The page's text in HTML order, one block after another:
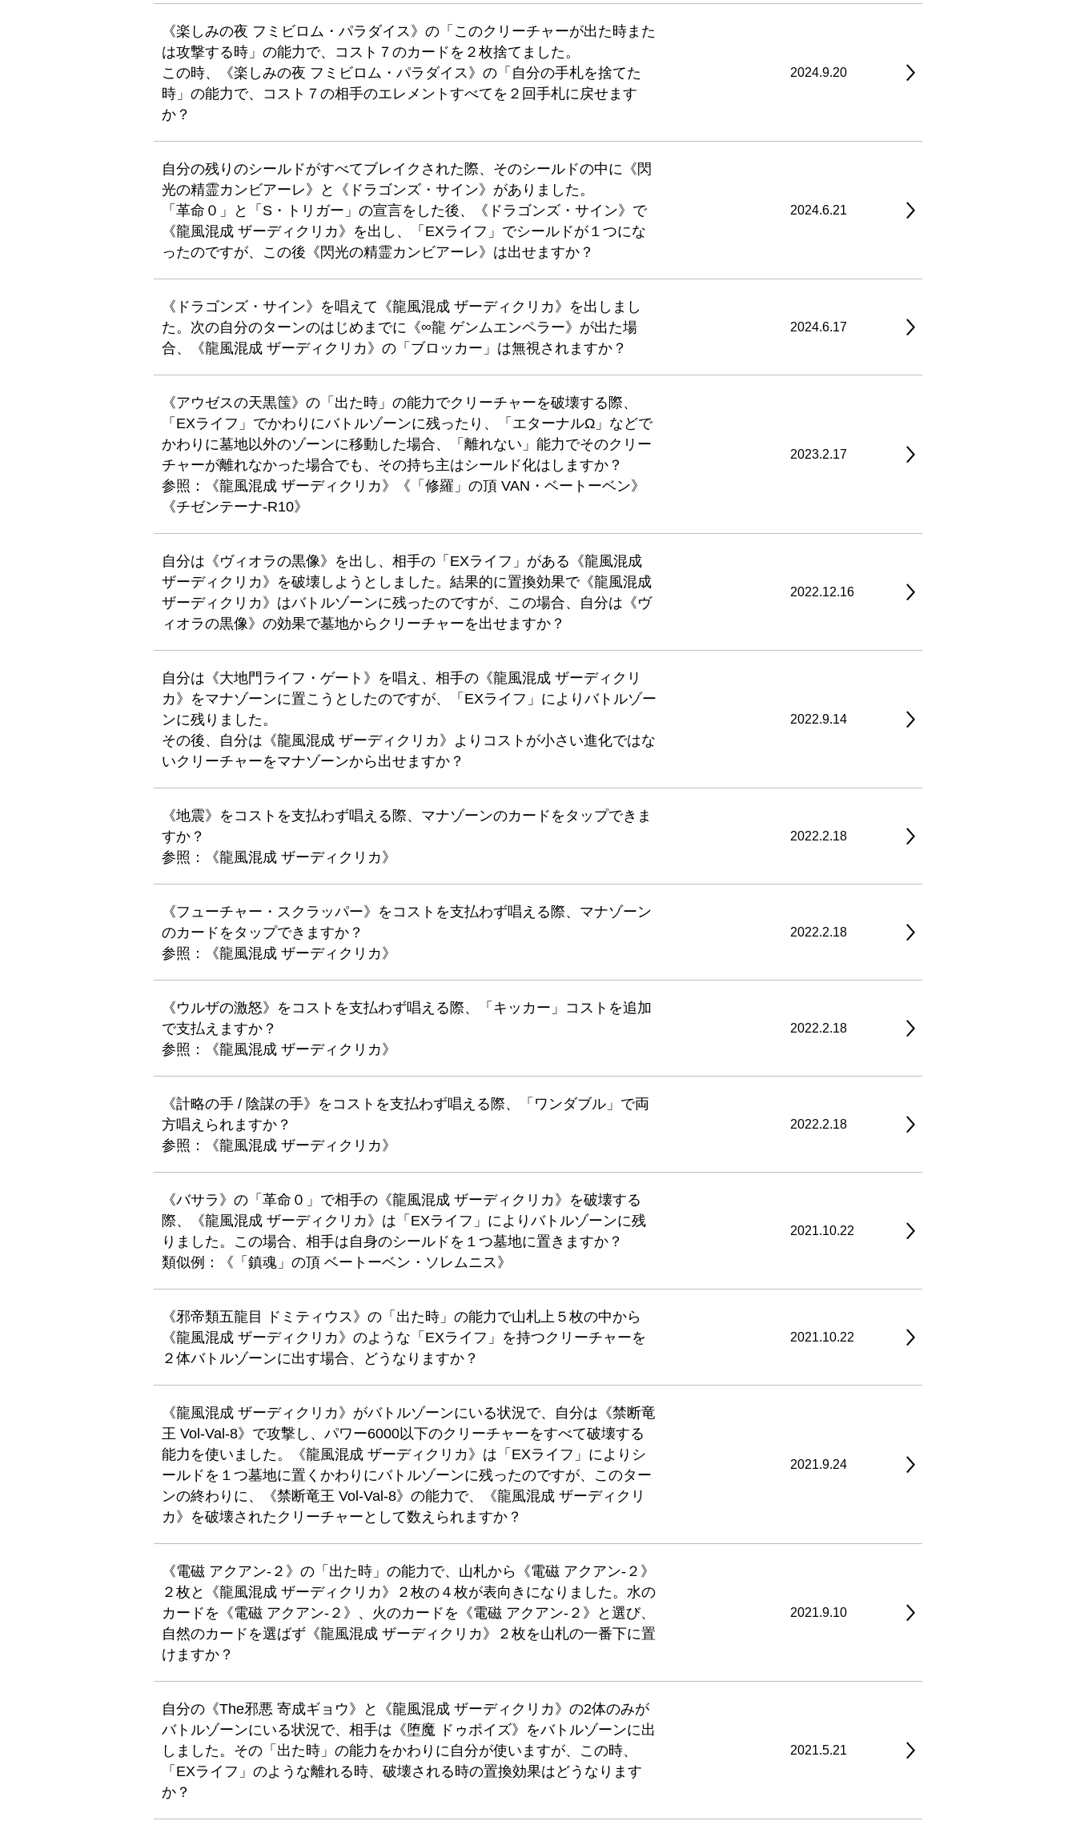
《楽しみの夜 フミビロム・パラダイス》の「このクリーチャーが出た時また
は攻撃する時」の能力で、コスト７のカードを２枚捨てました。
この時、《楽しみの夜 フミビロム・パラダイス》の「自分の手札を捨てた
時」の能力で、コスト７の相手のエレメントすべてを２回手札に戻せます
か？
2024.9.20
自分の残りのシールドがすべてブレイクされた際、そのシールドの中に《閃
光の精霊カンビアーレ》と《ドラゴンズ・サイン》がありました。
「革命０」と「S・トリガー」の宣言をした後、《ドラゴンズ・サイン》で
《龍風混成 ザーディクリカ》を出し、「EXライフ」でシールドが１つにな
ったのですが、この後《閃光の精霊カンビアーレ》は出せますか？
2024.6.21
《ドラゴンズ・サイン》を唱えて《龍風混成 ザーディクリカ》を出しまし
た。次の自分のターンのはじめまでに《∞龍 ゲンムエンペラー》が出た場
合、《龍風混成 ザーディクリカ》の「ブロッカー」は無視されますか？
2024.6.17
《アウゼスの天黒筺》の「出た時」の能力でクリーチャーを破壊する際、
「EXライフ」でかわりにバトルゾーンに残ったり、「エターナルΩ」などで
かわりに墓地以外のゾーンに移動した場合、「離れない」能力でそのクリー
チャーが離れなかった場合でも、その持ち主はシールド化はしますか？
参照：《龍風混成 ザーディクリカ》《「修羅」の頂 VAN・ベートーベン》
《チゼンテーナ-R10》
2023.2.17
自分は《ヴィオラの黒像》を出し、相手の「EXライフ」がある《龍風混成
ザーディクリカ》を破壊しようとしました。結果的に置換効果で《龍風混成
ザーディクリカ》はバトルゾーンに残ったのですが、この場合、自分は《ヴ
ィオラの黒像》の効果で墓地からクリーチャーを出せますか？
2022.12.16
自分は《大地門ライフ・ゲート》を唱え、相手の《龍風混成 ザーディクリ
カ》をマナゾーンに置こうとしたのですが、「EXライフ」によりバトルゾー
ンに残りました。
その後、自分は《龍風混成 ザーディクリカ》よりコストが小さい進化ではな
いクリーチャーをマナゾーンから出せますか？
2022.9.14
《地震》をコストを支払わず唱える際、マナゾーンのカードをタップできま
すか？
参照：《龍風混成 ザーディクリカ》
2022.2.18
《フューチャー・スクラッパー》をコストを支払わず唱える際、マナゾーン
のカードをタップできますか？
参照：《龍風混成 ザーディクリカ》
2022.2.18
《ウルザの激怒》をコストを支払わず唱える際、「キッカー」コストを追加
で支払えますか？
参照：《龍風混成 ザーディクリカ》
2022.2.18
《計略の手 / 陰謀の手》をコストを支払わず唱える際、「ワンダブル」で両
方唱えられますか？
参照：《龍風混成 ザーディクリカ》
2022.2.18
《バサラ》の「革命０」で相手の《龍風混成 ザーディクリカ》を破壊する
際、《龍風混成 ザーディクリカ》は「EXライフ」によりバトルゾーンに残
りました。この場合、相手は自身のシールドを１つ墓地に置きますか？
類似例：《「鎮魂」の頂 ベートーベン・ソレムニス》
2021.10.22
《邪帝類五龍目 ドミティウス》の「出た時」の能力で山札上５枚の中から
《龍風混成 ザーディクリカ》のような「EXライフ」を持つクリーチャーを
２体バトルゾーンに出す場合、どうなりますか？
2021.10.22
《龍風混成 ザーディクリカ》がバトルゾーンにいる状況で、自分は《禁断竜
王 Vol-Val-8》で攻撃し、パワー6000以下のクリーチャーをすべて破壊する
能力を使いました。《龍風混成 ザーディクリカ》は「EXライフ」によりシ
ールドを１つ墓地に置くかわりにバトルゾーンに残ったのですが、このター
ンの終わりに、《禁断竜王 Vol-Val-8》の能力で、《龍風混成 ザーディクリ
カ》を破壊されたクリーチャーとして数えられますか？
2021.9.24
《電磁 アクアン-２》の「出た時」の能力で、山札から《電磁 アクアン-２》
２枚と《龍風混成 ザーディクリカ》２枚の４枚が表向きになりました。水の
カードを《電磁 アクアン-２》、火のカードを《電磁 アクアン-２》と選び、
自然のカードを選ばず《龍風混成 ザーディクリカ》２枚を山札の一番下に置
けますか？
2021.9.10
自分の《The邪悪 寄成ギョウ》と《龍風混成 ザーディクリカ》の2体のみが
バトルゾーンにいる状況で、相手は《堕魔 ドゥポイズ》をバトルゾーンに出
しました。その「出た時」の能力をかわりに自分が使いますが、この時、
「EXライフ」のような離れる時、破壊される時の置換効果はどうなります
か？
2021.5.21